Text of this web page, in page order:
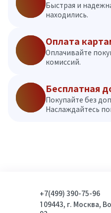
Быстрая и
находились.
Оплата
Оплачивайте
комиссий.
Бесплатная
Покупайте без
Наслаждайтесь
+7(499) 390-75-96
109443, г. Москва,